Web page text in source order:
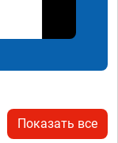
Показать все